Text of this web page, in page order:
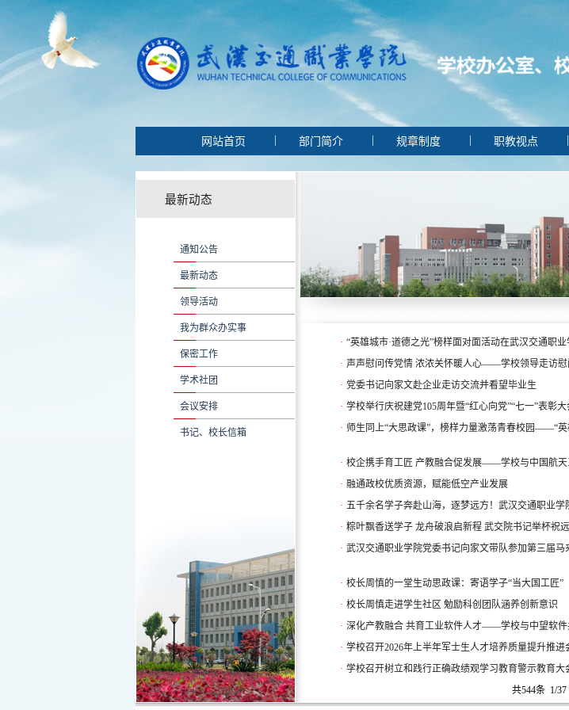
网站首页 部门简介 规章制度 职教视点
最新动态
通知公告
最新动态
领导活动
我为群众办实事
保密工作
学术社团
会议安排
书记、校长信箱
· “英雄城市·道德之光”榜样面对面活动在武汉交通职
· 声声慰问传党情 浓浓关怀暖人心——学校领导走访慰
· 党委书记向家文赴企业走访交流并看望毕业生
· 学校举行庆祝建党105周年暨“红心向党”“七一”表彰大
· 师生同上“大思政课”，榜样力量激荡青春校园——“
· 校企携手育工匠 产教融合促发展——学校与中国航
· 融通政校优质资源，赋能低空产业发展
· 五千余名学子奔赴山海，逐梦远方！武汉交通职业学
· 粽叶飘香送学子 龙舟破浪启新程 武交院书记举杯祝
· 武汉交通职业学院党委书记向家文带队参加第三届
· 校长周慎的一堂生动思政课：寄语学子“当大国工匠”
· 校长周慎走进学生社区 勉励科创团队涵养创新意识
· 深化产教融合 共育工业软件人才——学校与中望软件
· 学校召开2026年上半年军士生人才培养质量提升推进
· 学校召开树立和践行正确政绩观学习教育警示教育大
共544条 1/37